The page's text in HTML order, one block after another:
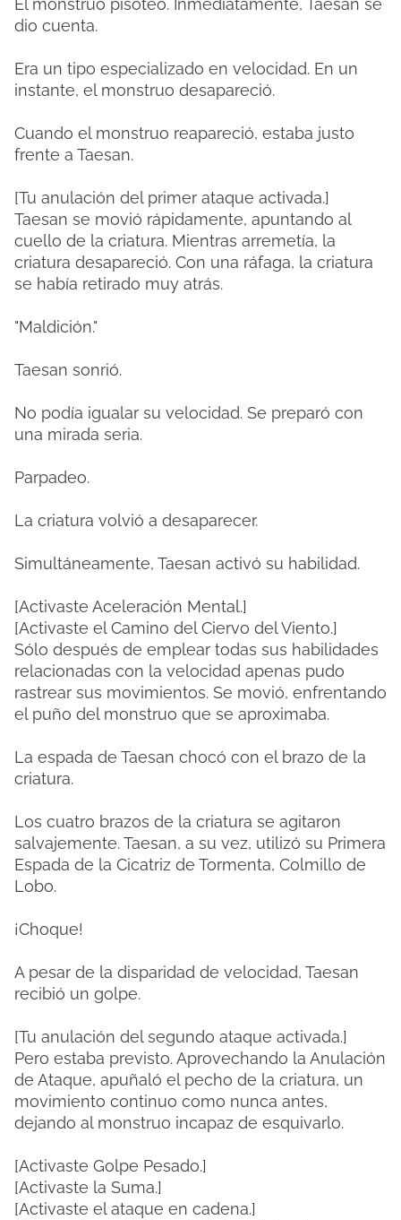
El monstruo pisoteó. Inmediatamente, Taesan se
dio cuenta.
Era un tipo especializado en velocidad. En un
instante, el monstruo desapareció.
Cuando el monstruo reapareció, estaba justo
frente a Taesan.
[Tu anulación del primer ataque activada.]
Taesan se movió rápidamente, apuntando al
cuello de la criatura. Mientras arremetía, la
criatura desapareció. Con una ráfaga, la criatura
se había retirado muy atrás.
"Maldición."
Taesan sonrió.
No podía igualar su velocidad. Se preparó con
una mirada seria.
Parpadeo.
La criatura volvió a desaparecer.
Simultáneamente, Taesan activó su habilidad.
[Activaste Aceleración Mental.]
[Activaste el Camino del Ciervo del Viento.]
Sólo después de emplear todas sus habilidades
relacionadas con la velocidad apenas pudo
rastrear sus movimientos. Se movió, enfrentando
el puño del monstruo que se aproximaba.
La espada de Taesan chocó con el brazo de la
criatura.
Los cuatro brazos de la criatura se agitaron
salvajemente. Taesan, a su vez, utilizó su Primera
Espada de la Cicatriz de Tormenta, Colmillo de
Lobo.
¡Choque!
A pesar de la disparidad de velocidad, Taesan
recibió un golpe.
[Tu anulación del segundo ataque activada.]
Pero estaba previsto. Aprovechando la Anulación
de Ataque, apuñaló el pecho de la criatura, un
movimiento continuo como nunca antes,
dejando al monstruo incapaz de esquivarlo.
[Activaste Golpe Pesado.]
[Activaste la Suma.]
[Activaste el ataque en cadena.]